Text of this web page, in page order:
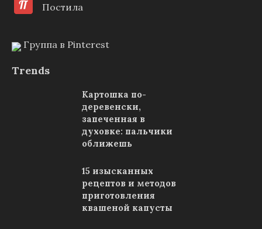
Постила
Группа в Pinterest
Trends
Картошка по-
деревенски,
запеченная в
духовке: пальчики
оближешь
15 изысканных
рецептов и методов
приготовления
квашеной капусты